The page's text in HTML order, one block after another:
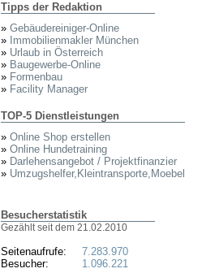
Tipps der Redaktion
» Gebäudereiniger-Online
» Immobilienmakler München
» Urlaub in Österreich
» Baugewerbe-Online
» Formenbau
» Facility Manager
TOP-5 Dienstleistungen
» Online Shop erstellen
» Online Hundetraining
» Darlehensangebot / Projektfinanzier
» Umzugshelfer,Kleintransporte,Moebel
Besucherstatistik
Gezählt seit dem 21.02.2010
Seitenaufrufe:
Besucher:
7.283.970
1.096.221